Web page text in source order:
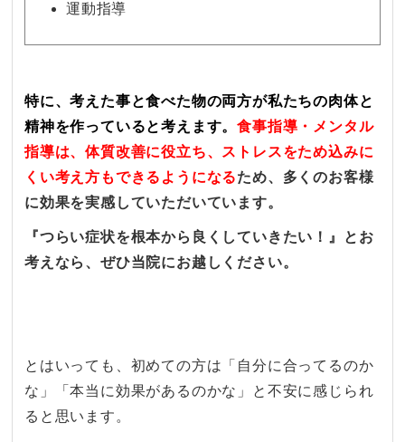
運動指導
特に、考えた事と食べた物の両方が私たちの肉体と
精神を作っていると考えます。食事指導・メンタル
指導は、体質改善に役立ち、ストレスをため込みに
くい考え方もできるようになるため、多くのお客様
に効果を実感していただいています。
『つらい症状を根本から良くしていきたい！』とお
考えなら、ぜひ当院にお越しください。
とはいっても、初めての方は「自分に合ってるのか
な」「本当に効果があるのかな」と不安に感じられ
ると思います。